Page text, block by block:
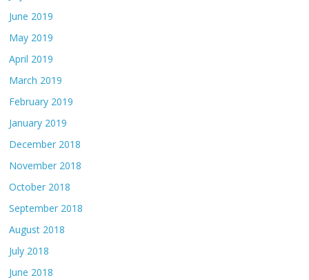
June 2019
May 2019
April 2019
March 2019
February 2019
January 2019
December 2018
November 2018
October 2018
September 2018
August 2018
July 2018
June 2018